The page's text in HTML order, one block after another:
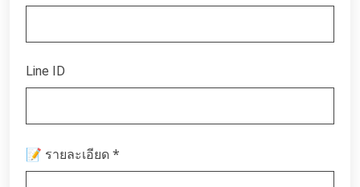
Line ID
📝 รายละเอียด *